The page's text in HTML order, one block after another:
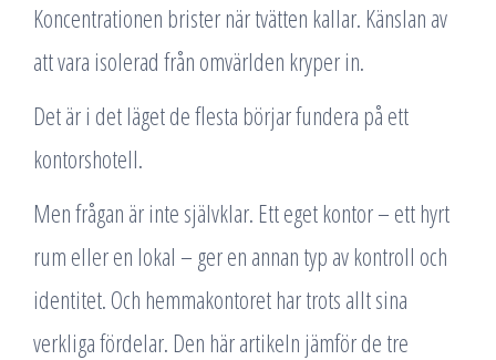
Koncentrationen brister när tvätten kallar. Känslan av
att vara isolerad från omvärlden kryper in.
Det är i det läget de flesta börjar fundera på ett
kontorshotell.
Men frågan är inte självklar. Ett eget kontor – ett hyrt
rum eller en lokal – ger en annan typ av kontroll och
identitet. Och hemmakontoret har trots allt sina
verkliga fördelar. Den här artikeln jämför de tre